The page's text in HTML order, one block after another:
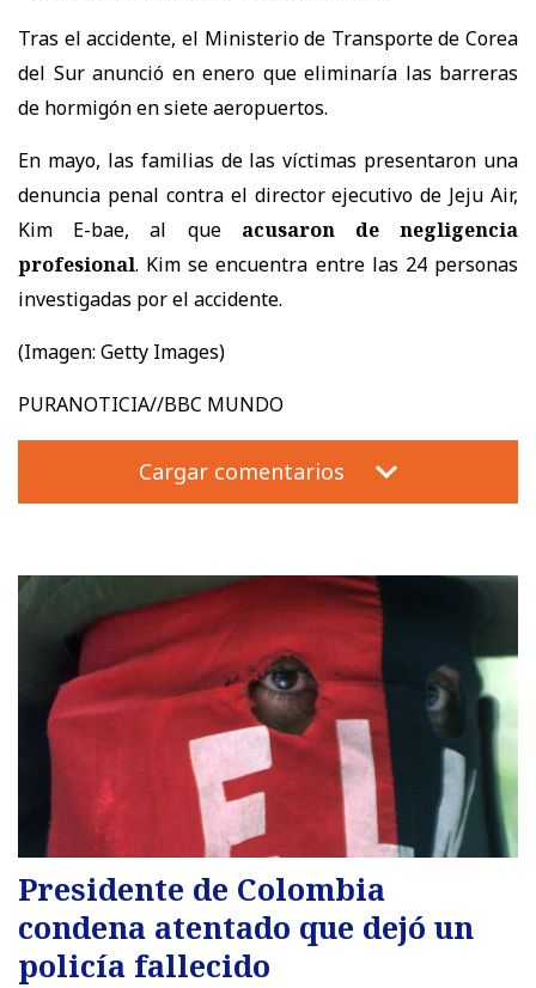
Tras el accidente, el Ministerio de Transporte de Corea
del Sur anunció en enero que eliminaría las barreras
de hormigón en siete aeropuertos.
En mayo, las familias de las víctimas presentaron una
denuncia penal contra el director ejecutivo de Jeju Air,
Kim E-bae, al queacusaron de negligencia
profesional. Kim se encuentra entre las 24 personas
investigadas por el accidente.
(Imagen: Getty Images)
PURANOTICIA//BBC MUNDO
Cargar comentarios
Presidente de Colombia
condena atentado que dejó un
policía fallecido